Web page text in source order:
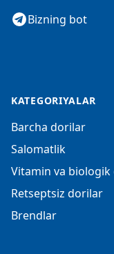
Bizning bot
KATEGORIYALAR
Barcha dorilar
Salomatlik
Vitamin va biologik
Retseptsiz dorilar
Brendlar